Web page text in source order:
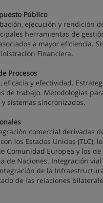
Público
ejecución y rendición
herramientas de
a mayor eficiencia.
Financiera.
Procesos
eficacia y efectividad.
de trabajo. Metodologías
sistemas sincronizados.
comercial derivadas
los Estados Unidos (TLC),
Comunidad Europea y los de
de Naciones. Integración
de la
de las relaciones